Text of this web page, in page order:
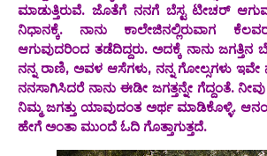
ಮಾಡುತ್ತಿರುವೆ. ಜೊತೆಗೆ ನನಗೆ ಬೆಸ್ಟ ಟೀಚರ್ ಆಗುವ
ನಿಧಾನಕ್ಕೆ. ನಾನು ಕಾಲೇಜಿನಲ್ಲಿರುವಾಗ
ಆಗುವುದರಿಂದ ತಡೆದಿದ್ದರು. ಅದಕ್ಕೆ ನಾನು ಜಗತ್ತಿನ
ನನ್ನ ರಾಣಿ, ಅವಳ ಆಸೆಗಳು, ನನ್ನ ಗೋಲ್ಸಗಳು ಇವೇ
ನನಸಾಗಿಸಿದರೆ ನಾನು ಈಡೀ ಜಗತ್ತನ್ನೇ ಗೆದ್ದಂತೆ.
ನಿಮ್ಮ ಜಗತ್ತು ಯಾವುದಂತ ಅರ್ಥ ಮಾಡಿಕೊಳ್ಳಿ.
ಹೇಗೆ ಅಂತಾ ಮುಂದೆ ಓದಿ ಗೊತ್ತಾಗುತ್ತದೆ.